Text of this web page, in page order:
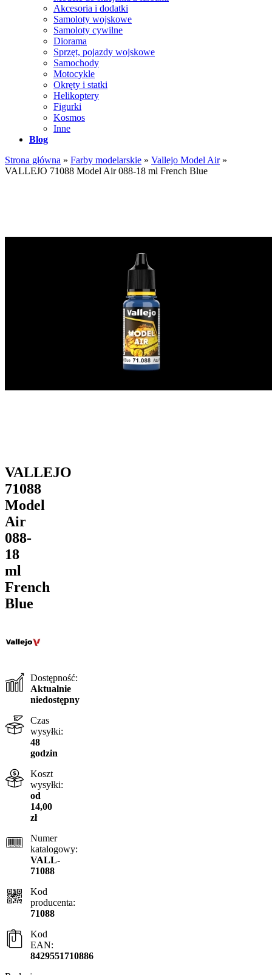
Akcesoria i dodatki
Samoloty wojskowe
Samoloty cywilne
Diorama
Sprzęt, pojazdy wojskowe
Samochody
Motocykle
Okręty i statki
Helikoptery
Figurki
Kosmos
Inne
Blog
Strona główna » Farby modelarskie » Vallejo Model Air»
VALLEJO 71088 Model Air 088-18 ml French Blue
VALLEJO
71088
Model
Air
088-
18
ml
French
Blue
Dostępność:
Aktualnie
niedostępny
Czas
wysyłki:
48
godzin
Koszt
wysyłki:
od
14,00
zł
Numer
katalogowy:
VALL-
71088
Kod
producenta:
71088
Kod
EAN:
8429551710886